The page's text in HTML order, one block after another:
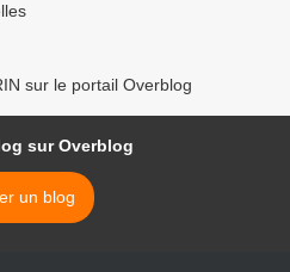
sur le portail Overblog
sur Overblog
un blog